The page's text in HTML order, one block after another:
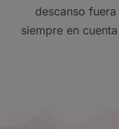
descanso
siempre en